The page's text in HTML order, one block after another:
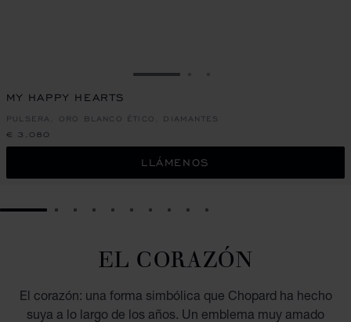
IR A LA DIAPOSITIVA 1
MY HAPPY HEARTS
PULSERA, ORO BLANCO ÉTICO, DIAMANTES
€ 3,080
LLÁMENOS
GO TO SLIDE 1GO TO SLIDE 2
GO TO SLIDE 3
GO TO SLIDE 4
GO TO SLIDE 5
GO TO SLIDE 6
GO TO SLIDE 7
GO TO SLIDE 8
GO TO SLIDE 9
GO TO SLIDE 10
EL CORAZÓN
El corazón: una forma simbólica que Chopard ha hecho
suya a lo largo de los años. Un emblema muy amado